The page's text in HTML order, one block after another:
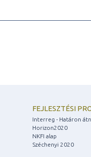
FEJLESZTÉSI
Interreg - Határon
Horizon2020
NKFI alap
Széchenyi 2020